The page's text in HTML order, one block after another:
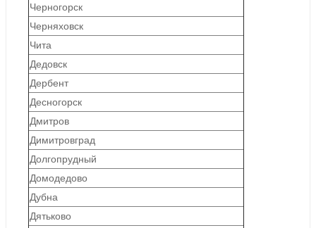
Черногорск
Черняховск
Чита
Дедовск
Дербент
Десногорск
Дмитров
Димитровград
Долгопрудный
Домодедово
Дубна
Дятьково